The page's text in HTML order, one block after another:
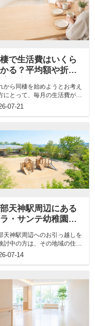
棲で生活費はいくら
る？平均額や折半
説
から同棲を始めようとお考え
にとって、毎月の生活費が一
れくらいかかるのかは気にな
07-21
天神駅周辺にある
ラ・サンテ幼稚園」
天神駅周辺へのお引っ越しを
討中の方は、その地域の住み
さや周辺施設などの詳細な情
07-14